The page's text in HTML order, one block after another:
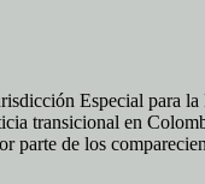
Especial para
transicional en
parte de los